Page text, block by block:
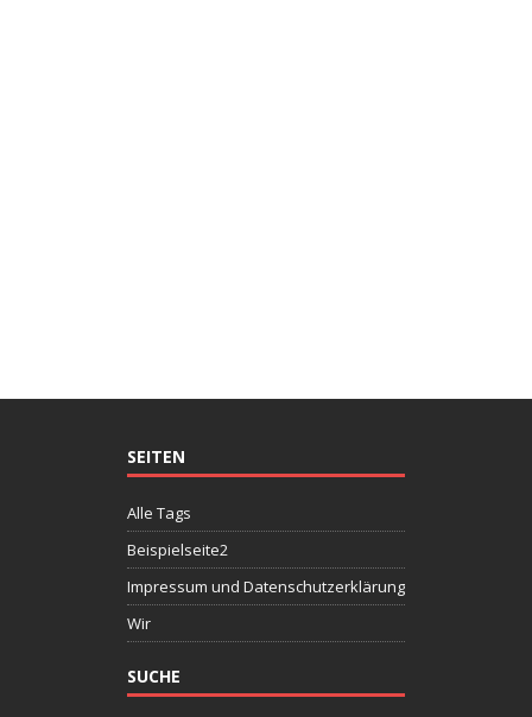
SEITEN
Alle Tags
Beispielseite2
Impressum und Datenschutzerklärung
Wir
SUCHE